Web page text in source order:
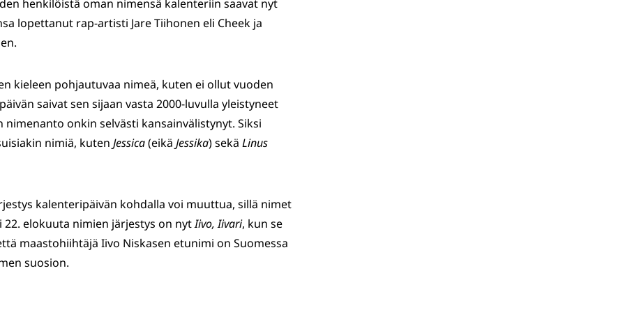
henkilöistä oman nimensä kalenteriin saavat nyt
lopettanut rap-artisti Jare Tiihonen eli Cheek ja
kieleen pohjautuvaa nimeä, kuten ei ollut vuoden
saivat sen sijaan vasta 2000-luvulla yleistyneet
nimenanto onkin selvästi kansainvälistynyt. Siksi
nimiä, kuten Jessica(eikä Jessika) sekä Linus
kalenteripäivän kohdalla voi muuttua, sillä nimet
22. elokuuta nimien järjestys on nytIivo, Iivari, kun se
maastohiihtäjä Iivo Niskasen etunimi on Suomessa
suosion.